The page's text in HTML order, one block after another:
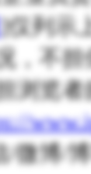
]仅列示
，不
浏览
/微博/